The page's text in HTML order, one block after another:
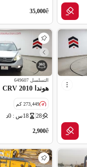
ê
35,000
التسلسل 649607
هوندا CRV 2010
273,449 كم
28 18س : 0د
ê
2,900